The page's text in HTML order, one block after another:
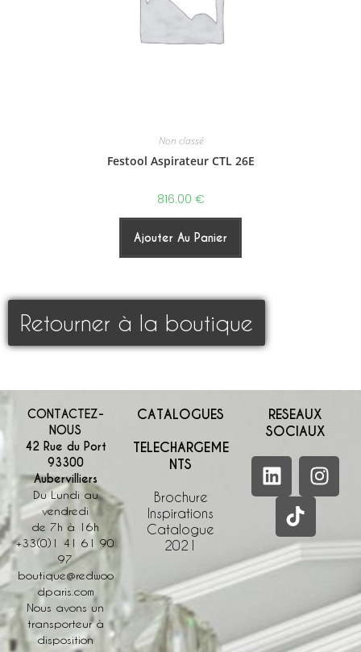
Non classé
Festool Aspirateur CTL 26E
816.00 €
Ajouter Au Panier
Retourner à la boutique
CONTACTEZ-
NOUS
42 Rue du Port
93300
Aubervilliers
Du Lundi au
vendredi
de 7h à 16h
+33(0)1 41 61 90
97
boutique@redwoo
dparis.com
Nous avons un
transporteur à
disposition
CATALOGUES
TELECHARGEME
NTS
Brochure
Inspirations
Catalogue
2021
RESEAUX
SOCIAUX